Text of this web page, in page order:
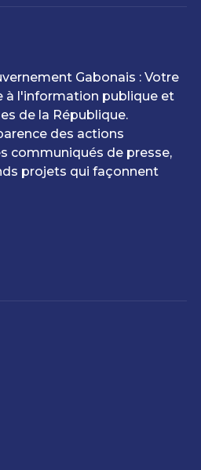
Gabonais : Votre
à l'information publique et
de la République.
des actions
communiqués de presse,
projets qui façonnent